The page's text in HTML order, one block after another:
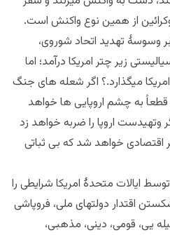
از همین نوع واکنش است.
وسوسۀ تهدید اتحاد شوروی،
زیر چتر امریکا درآمد؛ اما
میگذارد.؟ اگر شعله های جنگ
قطعاً به چشم اروپایی ها خواهد
اروپا را ضربه خواهد زد
اقتصادی خواهد شد که بی ثباتی
ایالات متحدۀ امریکا شرایطی را
اقتدار دولتهای ملی، فروپاشی
یی، قومی، دینی، مذهبی،